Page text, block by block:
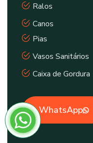
Ralos
Canos
Pias
Vasos Sanitários
Caixa de Gordura
WhatsApp